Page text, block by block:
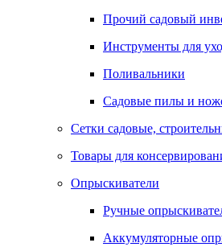
Прочий садовый
Инструменты для
Поливальники
Садовые пилы и
Сетки садовые,
Товары для
Опрыскиватели
Ручные
Аккумуляторные